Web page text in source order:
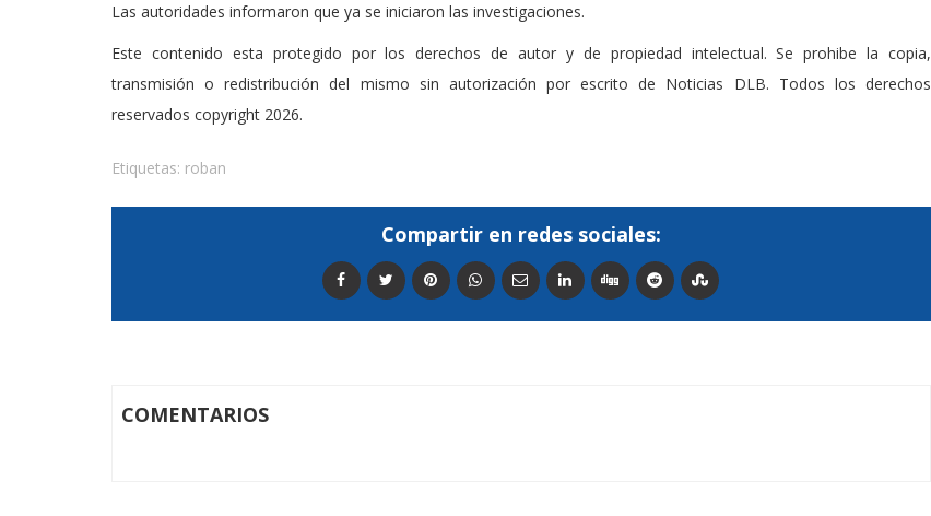
Las autoridades informaron que ya se iniciaron las investigaciones.
Este contenido esta protegido por los derechos de autor y de propiedad intelectual. Se prohibe la copia,
transmisión o redistribución del mismo sin autorización por escrito de Noticias DLB. Todos los derechos
reservados copyright 2026.
Etiquetas: roban
Compartir en redes sociales:
COMENTARIOS